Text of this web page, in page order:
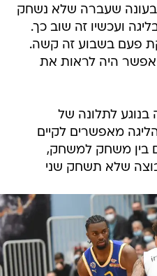
בעונה שעברה שלא נשחק
ועכשיו זה שוב כך.
פעם בשבוע זה קשה.
אפשר היה לראות את
בנוגע לתלונה של
מאפשרים לקיים
בין משחק למשחק,
שלא תשחק שני